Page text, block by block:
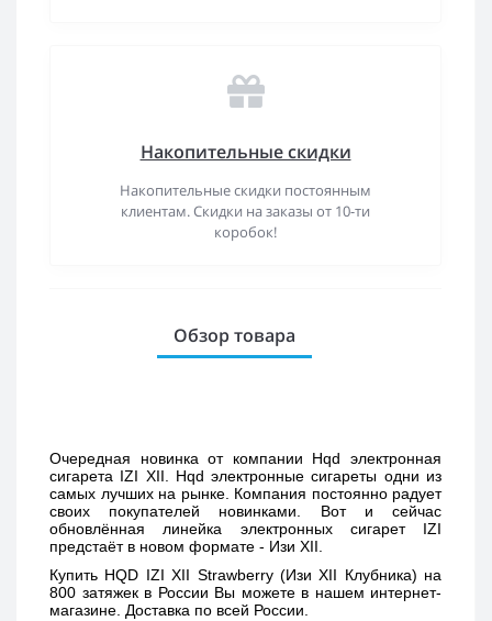
Накопительные скидки
Накопительные скидки постоянным
клиентам. Скидки на заказы от 10-ти
коробок!
Обзор товара
Очередная новинка от компании Hqd электронная
сигарета IZI XII. Hqd электронные сигареты одни из
самых лучших на рынке. Компания постоянно радует
своих покупателей новинками. Вот и сейчас
обновлённая линейка электронных сигарет IZI
предстаёт в новом формате - Изи XII.
Купить HQD IZI XII Strawberry (Изи XII Клубника) на
800 затяжек в России Вы можете в нашем интернет-
магазине. Доставка по всей России.